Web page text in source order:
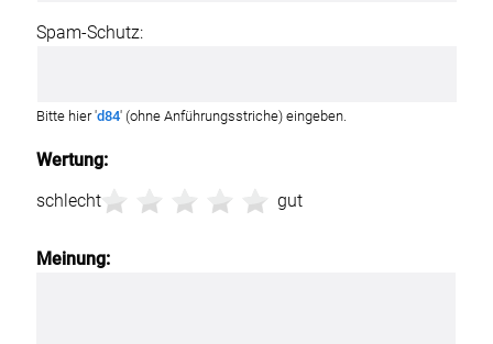
Wertung:
schlecht
gut
Meinung:
Spam-Schutz:
Bitte hier 'd84' (ohne Anführungsstriche) eingeben.